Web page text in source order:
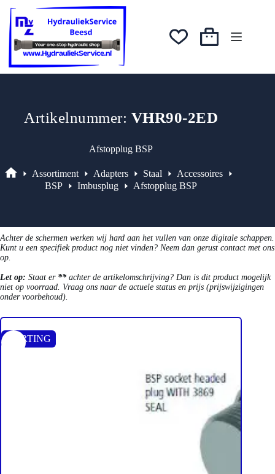
naar
inhoud
was:
€33,17.
€28,19.
Winkelwagen
Artikelnummer: VHR90-2ED
Afstopplug BSP
Assortiment
Assortiment Adapters Staal
Accessoires
BSP
Imbusplug Afstopplug BSP
Achter de schermen werken wij hard aan het vullen van onze digitale schappen.
Kunt u een specifiek product nog niet vinden? Neem dan gerust contact met ons
op.
Let op: Staat er ** achter de artikelomschrijving? Dan is dit product mogelijk
niet op voorraad. Vraag ons naar de actuele status en prijs (prijswijzigingen
onder voorbehoud).
KORTING